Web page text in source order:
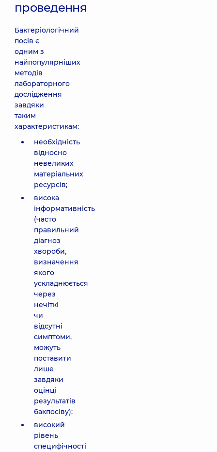
проведення
Бактеріологічний
посів є
одним з
найпопулярніших
методів
лабораторного
дослідження
завдяки
таким
характеристикам:
необхідність
відносно
невеликих
матеріальних
ресурсів;
висока
інформативність
(часто
правильний
діагноз
хвороби,
визначення
якого
ускладнюється
через
нечіткі
чи
відсутні
симптоми,
можуть
поставити
лише
завдяки
оцінці
результатів
бакпосіву);
високий
рівень
специфічності